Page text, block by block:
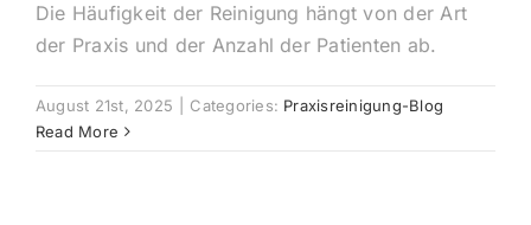
Die Häufigkeit der Reinigung hängt von der Art
der Praxis und der Anzahl der Patienten ab.
August 21st, 2025 Categories: Praxisreinigung-Blog
Read More